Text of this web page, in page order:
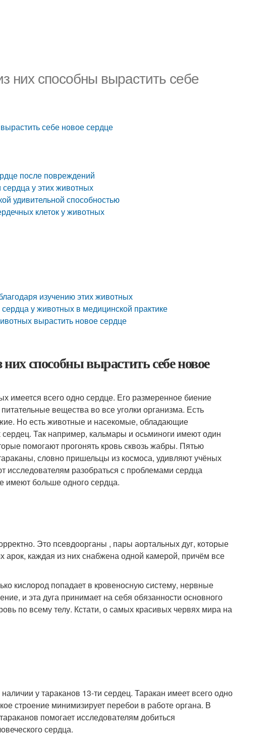
них способны вырастить себе
себе новое сердце
после повреждений
у этих животных
удивительной способностью
клеток у животных
изучению этих животных
у животных в медицинской практике
вырастить новое сердце
способны вырастить себе новое
имеется всего одно сердце. Его размеренное биение
вещества во все уголки организма. Есть
Но есть животные и насекомые, обладающие
Так например, кальмары и осьминоги имеют один
помогают прогонять кровь сквозь жабры. Пятью
словно пришельцы из космоса, удивляют учёных
разобраться с проблемами сердца
имеют больше одного сердца.
Это псевдоорганы , пары аортальных дуг, которые
арок, каждая из них снабжена одной камерой, причём все
кислород попадает в кровеносную систему, нервные
и эта дуга принимает на себя обязанности основного
по всему телу. Кстати, о самых красивых червях мира на
у тараканов 13-ти сердец. Таракан имеет всего одно
строение минимизирует перебои в работе органа. В
помогает исследователям добиться
сердца.